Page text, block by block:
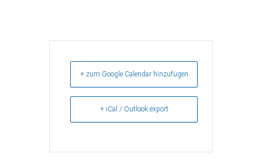
+ zum Google Calendar hinzufügen
+ iCal / Outlook export